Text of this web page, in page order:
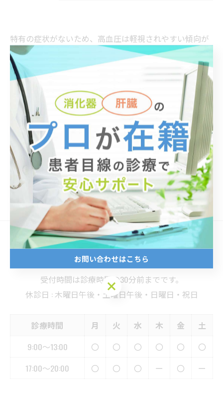
特有の症状がないため、高血圧は軽視されやすい傾向が
あります。しかし、命の危険にもつながる病気であるこ
とを忘れてはいけません。自覚症状がほとんどないこと
から、積極的な治療を行わずに経過観察も怠った結果重
症化し、脳卒中や心筋梗塞などの合併症を引き起こす可
能性もあるのです。重症になるまでほとんど自覚症状が
ありませんが、たとえ症状がなくても治療が重要です。
頭痛やめまい、視力の低下、吐き気といった症状が自覚
症状として出現した場合には重大な合併症が起こってい
る可能性もあり、早急に受診する必要があります。
大阪で高血圧の治療に対応
診療案内
受付時間は診療時間の30分前までです。
休診日 : 木曜日午後・土曜日午後・日曜日・祝日
診療時間 月 火 水 木 金
土
9:00～13:00
〇 〇 〇 〇 〇
〇
17:00～20:00
〇 〇 〇 ー 〇 ー
お問い合わせはこちら
お問い合わせはこちら